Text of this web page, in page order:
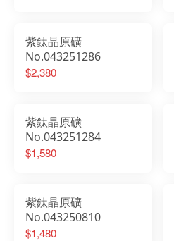
紫鈦晶原礦
No.043251286
$2,380
紫鈦晶原礦
No.043251284
$1,580
紫鈦晶原礦
No.043250810
$1,480